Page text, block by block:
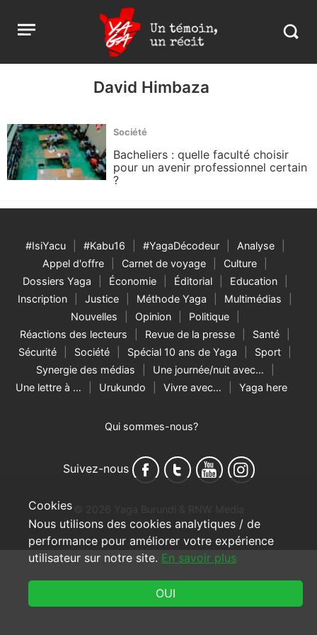
Cookies
Nous utilisons des cookies analytiques / de
performance pour améliorer votre expérience
utilisateur sur notre site. En savoir plus
Open
menu
Yaga
Burundi
Search
David Himbaza
Société
Bacheliers : quelle faculté choisir
pour un avenir professionnel certain
?
#IsiYacu #Kabu16 #YagaDécodeur
Analyse
Appel d'offre
Carnet de voyage
Culture
Dossiers Yaga
Économie Éditorial
Education
Inscription
Justice Méthode Yaga
Multimédias
Nouvelles
Opinion
Politique
Réactions des lecteurs
Revue de la presse
Santé
Sécurité
Société Spécial 10 ans de Yaga
Sport
Synergie des médias
Une journée/nuit avec…
Une lettre à …
Urukundo Vivre avec… Yaga here
Qui sommes-nous?
Suivez-nous